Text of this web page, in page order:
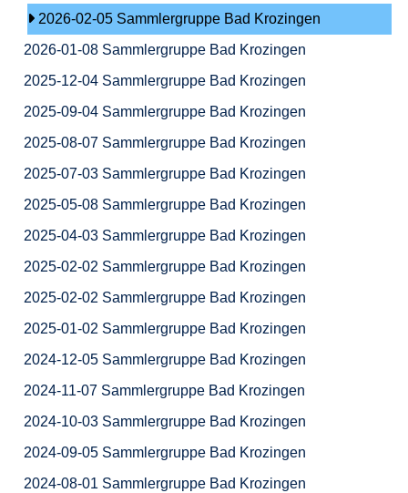
2026-02-05 Sammlergruppe Bad Krozingen
2026-01-08 Sammlergruppe Bad Krozingen
2025-12-04 Sammlergruppe Bad Krozingen
2025-09-04 Sammlergruppe Bad Krozingen
2025-08-07 Sammlergruppe Bad Krozingen
2025-07-03 Sammlergruppe Bad Krozingen
2025-05-08 Sammlergruppe Bad Krozingen
2025-04-03 Sammlergruppe Bad Krozingen
2025-02-02 Sammlergruppe Bad Krozingen
2025-02-02 Sammlergruppe Bad Krozingen
2025-01-02 Sammlergruppe Bad Krozingen
2024-12-05 Sammlergruppe Bad Krozingen
2024-11-07 Sammlergruppe Bad Krozingen
2024-10-03 Sammlergruppe Bad Krozingen
2024-09-05 Sammlergruppe Bad Krozingen
2024-08-01 Sammlergruppe Bad Krozingen